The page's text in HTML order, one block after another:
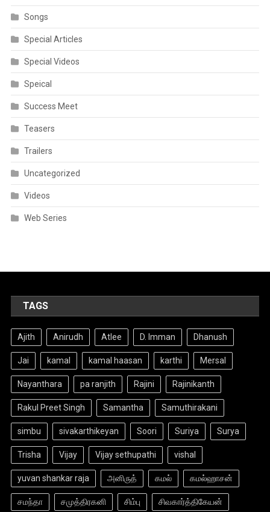
Songs
Special Articles
Special Videos
Speical
Success Meet
Teasers
Trailers
Uncategorized
Videos
Web Series
TAGS
Ajith Anirudh Atlee D. Imman Dhanush
Jai kamal kamal haasan karthi Mersal
Nayanthara pa ranjith Rajini Rajinikanth
Rakul Preet Singh Samantha Samuthirakani
simbu sivakarthikeyan Soori Suriya Surya
Trisha Vijay Vijay sethupathi vishal
yuvan shankar raja அனிருத் கமல் கமல்ஹாசன்
சமந்தா சமுத்திரகனி சிம்பு சிவகார்த்திகேயன்